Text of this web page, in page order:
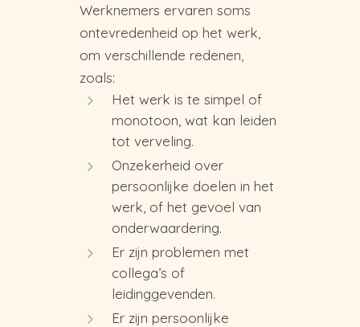
Werknemers ervaren soms
ontevredenheid op het werk,
om verschillende redenen,
zoals:
Het werk is te simpel of
monotoon, wat kan leiden
tot verveling.
Onzekerheid over
persoonlijke doelen in het
werk, of het gevoel van
onderwaardering.
Er zijn problemen met
collega’s of
leidinggevenden.
Er zijn persoonlijke